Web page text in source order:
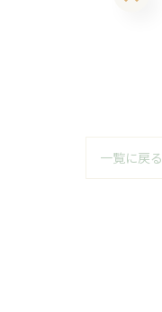
一覧に戻る